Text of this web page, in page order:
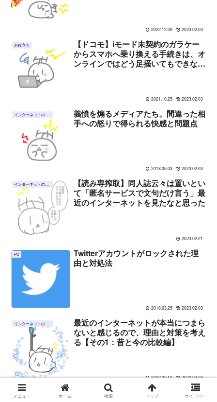
2022.12.09 2023.02.03
お役立ち
【ドコモ】iモード未契約のガラケー
からスマホへ乗り換える手続きは、オ
ンラインではどう足掻いてもできない
2021.10.25 2023.02.03
インターネットのこと
義憤を煽るメディアたち。間違った相
手への怒りで得られる快感と問題点
2018.06.03 2023.02.03
インターネットのこと
【読み専搾取】同人誌云々は置いとい
て「匿名サービスで文句だけ言う」最
近のインターネットを見たなと思った
2023.02.21
PC
Twitterアカウントがロックされた理
由と対処法
2018.03.25 2023.02.03
インターネットのこと
最近のインターネットが本当につまら
ないと感じるので、理由と対策を考え
る【その1：昔と今の比較編】
2022.09.10 2023.02.03
【迷惑メール】「三井住友カード【重
メニュー ホーム 検索 トップ サイドバー